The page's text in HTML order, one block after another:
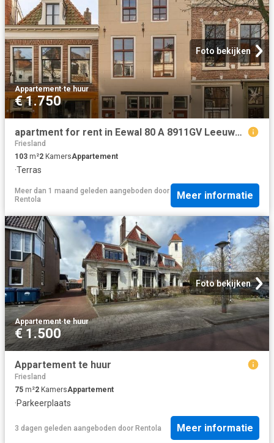
Foto bekijken
Appartement·te huur
€ 1.750
apartment for rent in Eewal 80 A 8911GV Leeuwarden De Waag Leeuwarden
Friesland
103 m²2 KamersAppartement
·Terras
Meer dan 1 maand geleden aangeboden door
Rentola
Meer informatie
Foto bekijken
Appartement·te huur
€ 1.500
Appartement te huur
Friesland
75 m²2 KamersAppartement
·Parkeerplaats
3 dagen geleden aangeboden door Rentola Meer informatie